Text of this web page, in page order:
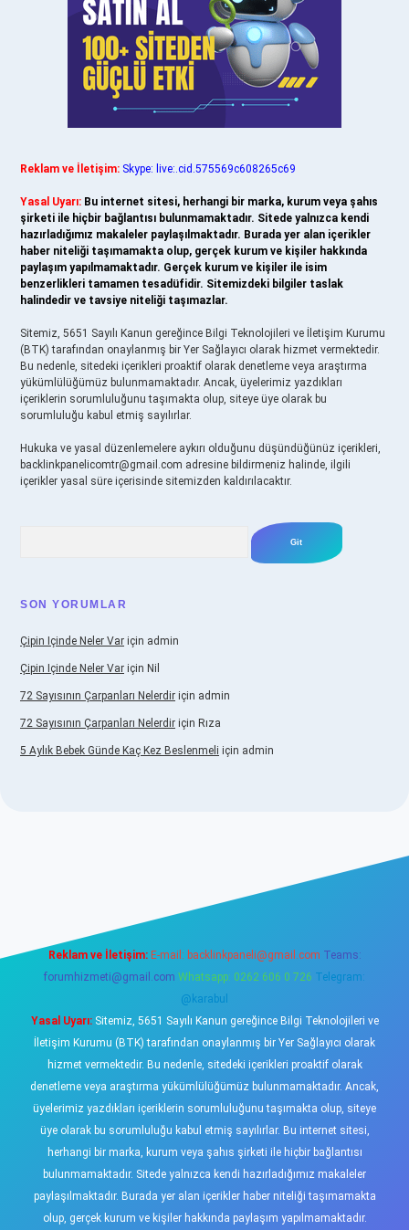
Reklam ve İletişim: Skype: live:.cid.575569c608265c69
Yasal Uyarı: Bu internet sitesi, herhangi bir marka, kurum veya şahıs
şirketi ile hiçbir bağlantısı bulunmamaktadır. Sitede yalnızca kendi
hazırladığımız makaleler paylaşılmaktadır. Burada yer alan içerikler
haber niteliği taşımamakta olup, gerçek kurum ve kişiler hakkında
paylaşım yapılmamaktadır. Gerçek kurum ve kişiler ile isim
benzerlikleri tamamen tesadüfidir. Sitemizdeki bilgiler taslak
halindedir ve tavsiye niteliği taşımazlar.
Sitemiz, 5651 Sayılı Kanun gereğince Bilgi Teknolojileri ve İletişim Kurumu
(BTK) tarafından onaylanmış bir Yer Sağlayıcı olarak hizmet vermektedir.
Bu nedenle, sitedeki içerikleri proaktif olarak denetleme veya araştırma
yükümlülüğümüz bulunmamaktadır. Ancak, üyelerimiz yazdıkları
içeriklerin sorumluluğunu taşımakta olup, siteye üye olarak bu
sorumluluğu kabul etmiş sayılırlar.
Hukuka ve yasal düzenlemelere aykırı olduğunu düşündüğünüz içerikleri,
backlinkpanelicomtr@gmail.com adresine bildirmeniz halinde, ilgili
içerikler yasal süre içerisinde sitemizden kaldırılacaktır.
SON YORUMLAR
Çipin Içinde Neler Var için admin
Çipin Içinde Neler Var için Nil
72 Sayısının Çarpanları Nelerdir için admin
72 Sayısının Çarpanları Nelerdir için Rıza
5 Aylık Bebek Günde Kaç Kez Beslenmeli için admin
Reklam ve İletişim: E-mail: backlinkpaneli@gmail.com Teams:
forumhizmeti@gmail.com Whatsapp: 0262 606 0 726 Telegram:
@karabul
Yasal Uyarı:Sitemiz, 5651 Sayılı Kanun gereğince Bilgi Teknolojileri ve
İletişim Kurumu (BTK) tarafından onaylanmış bir Yer Sağlayıcı olarak
hizmet vermektedir. Bu nedenle, sitedeki içerikleri proaktif olarak
denetleme veya araştırma yükümlülüğümüz bulunmamaktadır. Ancak,
üyelerimiz yazdıkları içeriklerin sorumluluğunu taşımakta olup, siteye
üye olarak bu sorumluluğu kabul etmiş sayılırlar. Bu internet sitesi,
herhangi bir marka, kurum veya şahıs şirketi ile hiçbir bağlantısı
bulunmamaktadır. Sitede yalnızca kendi hazırladığımız makaleler
paylaşılmaktadır. Burada yer alan içerikler haber niteliği taşımamakta
olup, gerçek kurum ve kişiler hakkında paylaşım yapılmamaktadır.